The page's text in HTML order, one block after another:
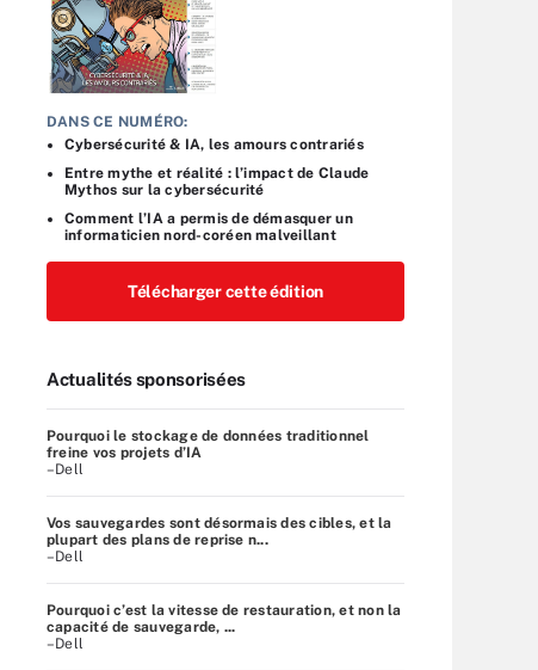
DANS CE NUMÉRO:
Cybersécurité & IA, les amours contrariés
Entre mythe et réalité : l’impact de Claude
Mythos sur la cybersécurité
Comment l’IA a permis de démasquer un
informaticien nord-coréen malveillant
Télécharger cette édition
Actualités sponsorisées
Pourquoi le stockage de données traditionnel
freine vos projets d’IA
–Dell
Vos sauvegardes sont désormais des cibles, et la
plupart des plans de reprise n...
–Dell
Pourquoi c’est la vitesse de restauration, et non la
capacité de sauvegarde, ...
–Dell